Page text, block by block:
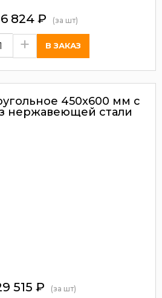
824 ₽ (за шт)
+
450x600 мм с
нержавеющей стали
515 ₽ (за шт)